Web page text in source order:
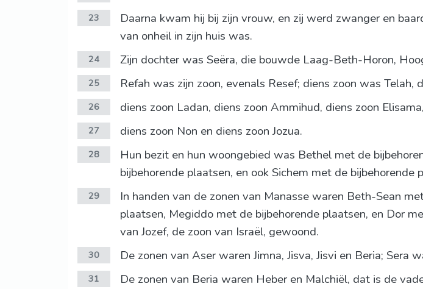
23
Daarna kwam hij bij zijn vrouw, en zij werd zwanger en
van onheil in zijn huis was.
24 Zijn dochter was Seëra, die bouwde Laag-Beth-Horon,
25 Refah was zijn zoon, evenals Resef; diens zoon was Telah,
26 diens zoon Ladan, diens zoon Ammihud, diens zoon Elisama,
27 diens zoon Non en diens zoon Jozua.
28
Hun bezit en hun woongebied was Bethel met de
bijbehorende plaatsen, en ook Sichem met de
29
In handen van de zonen van Manasse waren Beth-Sean
plaatsen, Megiddo met de bijbehorende plaatsen, en Dor
van Jozef, de zoon van Israël, gewoond.
30 De zonen van Aser waren Jimna, Jisva, Jisvi en Beria; Sera
31 De zonen van Beria waren Heber en Malchiël, dat is de